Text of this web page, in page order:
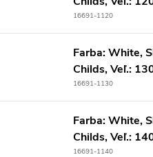
16691-1120
Farba: White,
Childs, Veľ.:
16691-1130
Farba: White,
Childs, Veľ.:
16691-1140